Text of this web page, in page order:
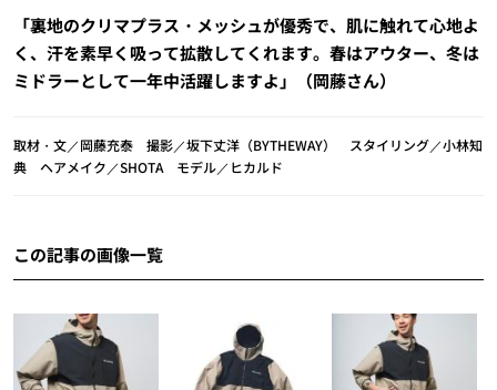
「裏地のクリマプラス・メッシュが優秀で、肌に触れて心地よ
く、汗を素早く吸って拡散してくれます。春はアウター、冬は
ミドラーとして一年中活躍しますよ」（岡藤さん）
取材・文／岡藤充泰 撮影／坂下丈洋（BYTHEWAY） スタイリング／小林知
典 ヘアメイク／SHOTA モデル／ヒカルド
この記事の画像一覧